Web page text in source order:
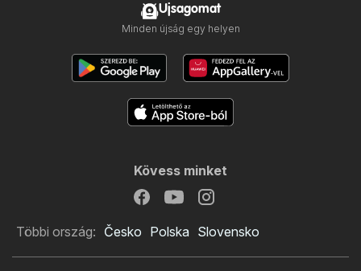
Ujsagomat
Minden újság egy helyen
Kövess minket
Többi ország: Česko Polska Slovensko